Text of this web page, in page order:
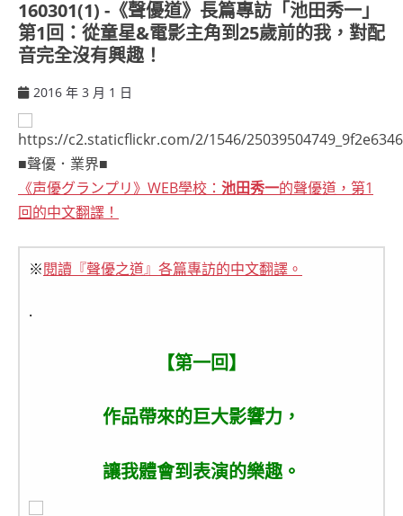
160301(1) -《聲優道》長篇專訪「池田秀一」
第1回：從童星&電影主角到25歲前的我，對配
音完全沒有興趣！
2016 年 3 月 1 日
■聲優．業界■
《声優グランプリ》WEB學校： 池田秀一的聲優道，第1
回的中文翻譯！
※閱讀『聲優之道』各篇專訪的中文翻譯。
.
【第一回】
作品帶來的巨大影響力，
讓我體會到表演的樂趣。